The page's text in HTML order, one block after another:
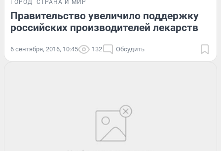
ГОРОД СТРАНА И МИР
Правительство увеличило поддержку
российских производителей лекарств
6 сентября, 2016, 10:45 132 Обсудить